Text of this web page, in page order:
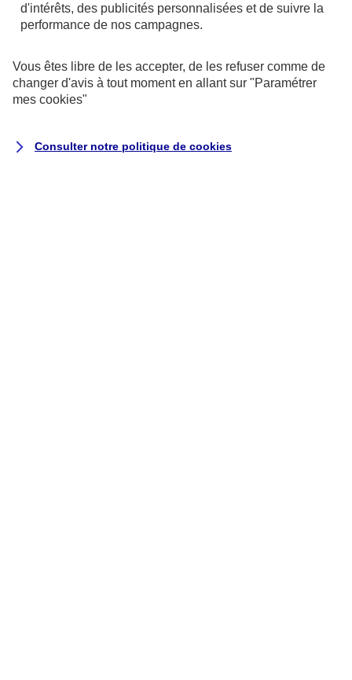
d'intérêts, des publicités personnalisées et de suivre la
performance de nos campagnes.
Vous êtes libre de les accepter, de les refuser comme de
changer d'avis à tout moment en allant sur "Paramétrer
mes cookies"
Consulter notre politique de cookies